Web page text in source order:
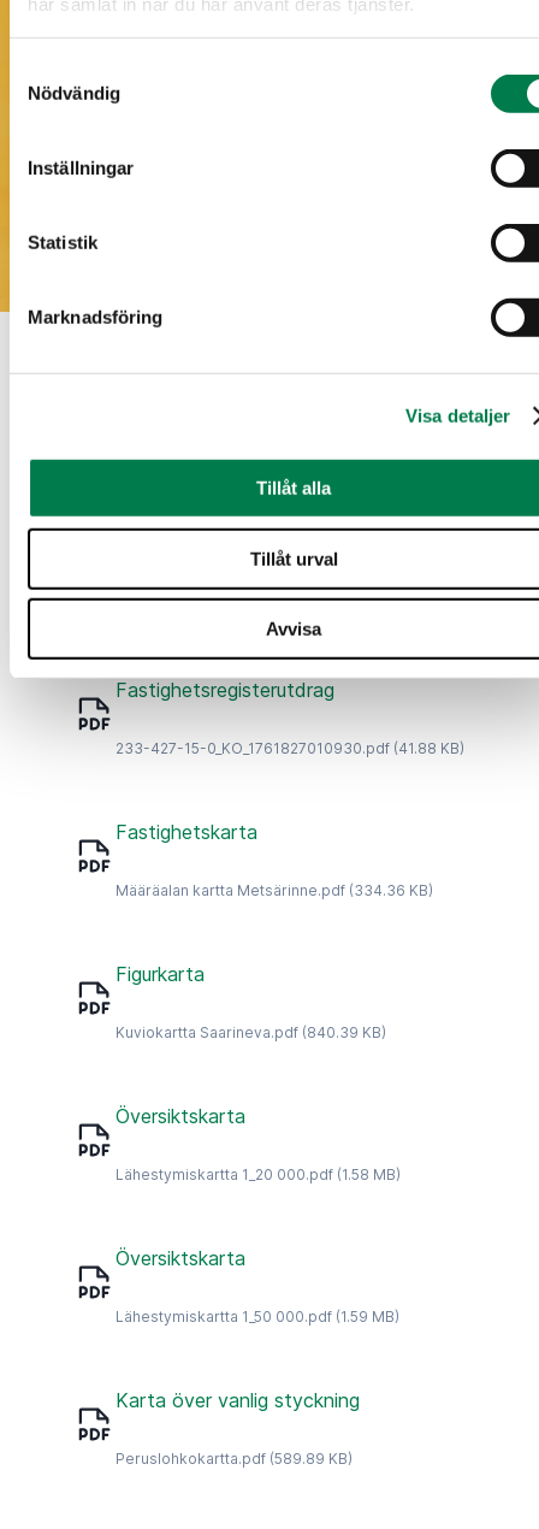
Nödvändig
Inställningar
Statistik
Marknadsföring
Visa detaljer
Tillåt alla
Tillåt urval
Avvisa
Försäljningsbrochyr
Försäljningsbrochyr_250519667_202606261016.pdf
(249.2 KB)
Fastighetsregisterutdrag
233-427-15-0_KO_1761827010930.pdf (41.88 KB)
Fastighetskarta
Määräalan kartta Metsärinne.pdf (334.36 KB)
Figurkarta
Kuviokartta Saarineva.pdf (840.39 KB)
Översiktskarta
Lähestymiskartta 1_20 000.pdf (1.58 MB)
Översiktskarta
Lähestymiskartta 1_50 000.pdf (1.59 MB)
Karta över vanlig styckning
Peruslohkokartta.pdf (589.89 KB)